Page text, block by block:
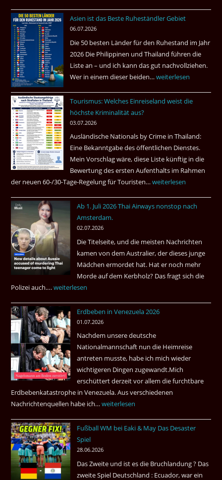
fragt
Tote
einem
Pub
Bangkok
Asien ist das Beste Ruheständler Gebiet
06.07.2026
Die 50 besten Länder für den Ruhestand im Jahr
2026 Die Philippinen und Thailand führen die
Liste an – und ich kann das gut nachvollziehen.
Wer in einem dieser beiden…Asien
das
Gebiet
weiterlesen
Tourismus: Welches Einreiseland weist die
höchste Kriminalität aus?
03.07.2026
Ausländische Nationals by Crime in Thailand:
Eine Bekanntgabe des öffentlichen Dienstes.
Mein Vorschlag wäre, diese Liste künftig in die
Bewertung des ersten Aufenthalts im Rahmen
der neuen 60-/30-Tage-Regelung für Touristen…Tourismus:
Einreiseland
höchste
Kriminalität
aus?
weiterlesen
Ab 1. Juli 2026 Thai Airways nonstop nach
Amsterdam.
02.07.2026
Die Titelseite, und die meisten Nachrichten
kamen von dem Australier, der dieses junge
Mädchen ermordet hat. Hat er noch mehr
Morde auf dem Kerbholz? Das fragt sich die
Polizei auch.…Ab
Juli
2026
Thai
Airways
nonstop
nach
Amsterdam.
weiterlesen
Erdbeben in Venezuela 2026
01.07.2026
Nachdem unsere deutsche
Nationalmannschaft nun die Heimreise
antreten musste, habe ich mich wieder
wichtigeren Dingen zugewandt.Mich
erschüttert derzeit vor allem die furchtbare
Erdbebenkatastrophe in Venezuela. Aus verschiedenen
Nachrichtenquellen habe ich…Erdbeben
Venezuela
weiterlesen
Fußball WM bei Eaki & May Das Desaster
Spiel
28.06.2026
Das Zweite und ist es die Bruchlandung ? Das
zweite Spiel Deutschland : Ecuador, war ein